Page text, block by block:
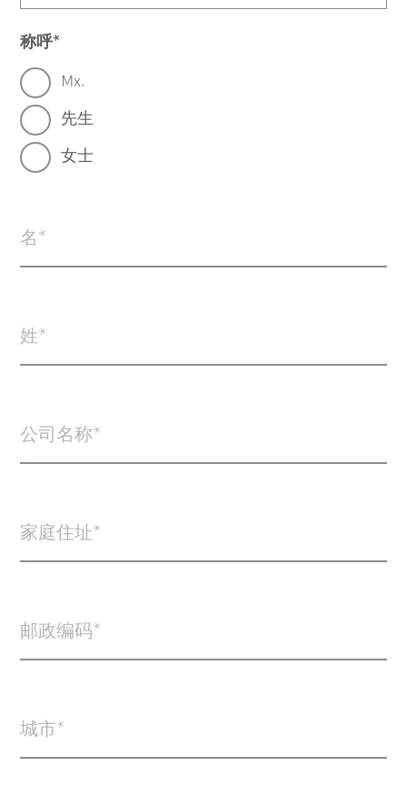
称呼
Mx.
先生
女士
名
姓
公司名称
家庭住址
邮政编码
城市